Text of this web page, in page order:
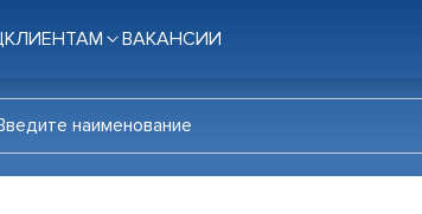
КЛИЕНТАМ ВАКАНСИИ